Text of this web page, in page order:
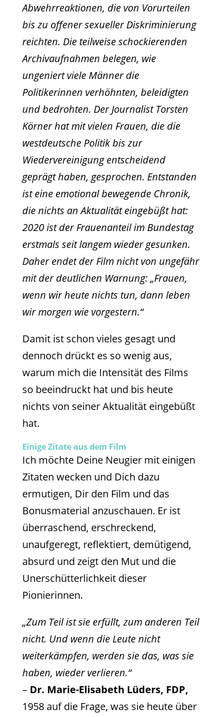
Abwehrreaktionen, die von Vorurteilen
bis zu offener sexueller Diskriminierung
reichten. Die teilweise schockierenden
Archivaufnahmen belegen, wie
ungeniert viele Männer die
Politikerinnen verhöhnten, beleidigten
und bedrohten. Der Journalist Torsten
Körner hat mit vielen Frauen, die die
westdeutsche Politik bis zur
Wiedervereinigung entscheidend
geprägt haben, gesprochen. Entstanden
ist eine emotional bewegende Chronik,
die nichts an Aktualität eingebüßt hat:
2020 ist der Frauenanteil im Bundestag
erstmals seit langem wieder gesunken.
Daher endet der Film nicht von ungefähr
mit der deutlichen Warnung: „Frauen,
wenn wir heute nichts tun, dann leben
wir morgen wie vorgestern.“
Damit ist schon vieles gesagt und
dennoch drückt es so wenig aus,
warum mich die Intensität des Films
so beeindruckt hat und bis heute
nichts von seiner Aktualität eingebüßt
hat.
Einige Zitate aus dem Film
Ich möchte Deine Neugier mit einigen
Zitaten wecken und Dich dazu
ermutigen, Dir den Film und das
Bonusmaterial anzuschauen. Er ist
überraschend, erschreckend,
unaufgeregt, reflektiert, demütigend,
absurd und zeigt den Mut und die
Unerschütterlichkeit dieser
Pionierinnen.
„Zum Teil ist sie erfüllt, zum anderen Teil
nicht. Und wenn die Leute nicht
weiterkämpfen, werden sie das, was sie
haben, wieder verlieren.“
– Dr. Marie-Elisabeth Lüders, FDP,
1958 auf die Frage, was sie heute über